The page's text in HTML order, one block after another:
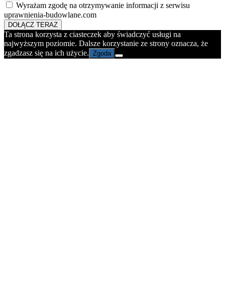
Wyrażam zgodę na otrzymywanie informacji z serwisu
uprawnienia-budowlane.com
DOŁĄCZ TERAZ
Ta strona korzysta z ciasteczek aby świadczyć usługi na
najwyższym poziomie. Dalsze korzystanie ze strony oznacza, że
zgadzasz się na ich użycie. Zgoda